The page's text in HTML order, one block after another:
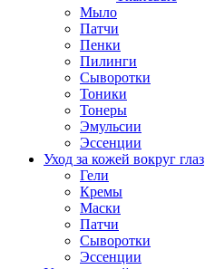
Мыло
Патчи
Пенки
Пилинги
Сыворотки
Тоники
Тонеры
Эмульсии
Эссенции
Уход за кожей вокруг глаз
Гели
Кремы
Маски
Патчи
Сыворотки
Эссенции